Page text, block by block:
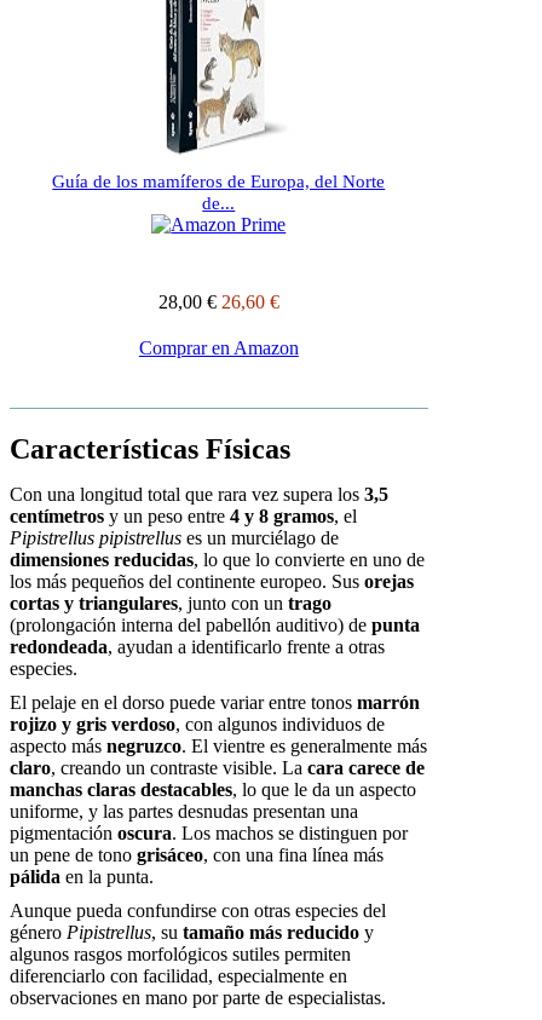
Guía de los mamíferos de Europa, del Norte
de...
28,00 € 26,60 €
Comprar en Amazon
Características Físicas
Con una longitud total que rara vez supera los 3,5
centímetros y un peso entre 4 y 8 gramos, el
Pipistrellus pipistrellus es un murciélago de
dimensiones reducidas, lo que lo convierte en uno de
los más pequeños del continente europeo. Sus orejas
cortas y triangulares, junto con un trago
(prolongación interna del pabellón auditivo) de punta
redondeada, ayudan a identificarlo frente a otras
especies.
El pelaje en el dorso puede variar entre tonos marrón
rojizo y gris verdoso, con algunos individuos de
aspecto más negruzco. El vientre es generalmente más
claro, creando un contraste visible. La cara carece de
manchas claras destacables, lo que le da un aspecto
uniforme, y las partes desnudas presentan una
pigmentación oscura. Los machos se distinguen por
un pene de tono grisáceo, con una fina línea más
pálida en la punta.
Aunque pueda confundirse con otras especies del
género Pipistrellus, su tamaño más reducido y
algunos rasgos morfológicos sutiles permiten
diferenciarlo con facilidad, especialmente en
observaciones en mano por parte de especialistas.